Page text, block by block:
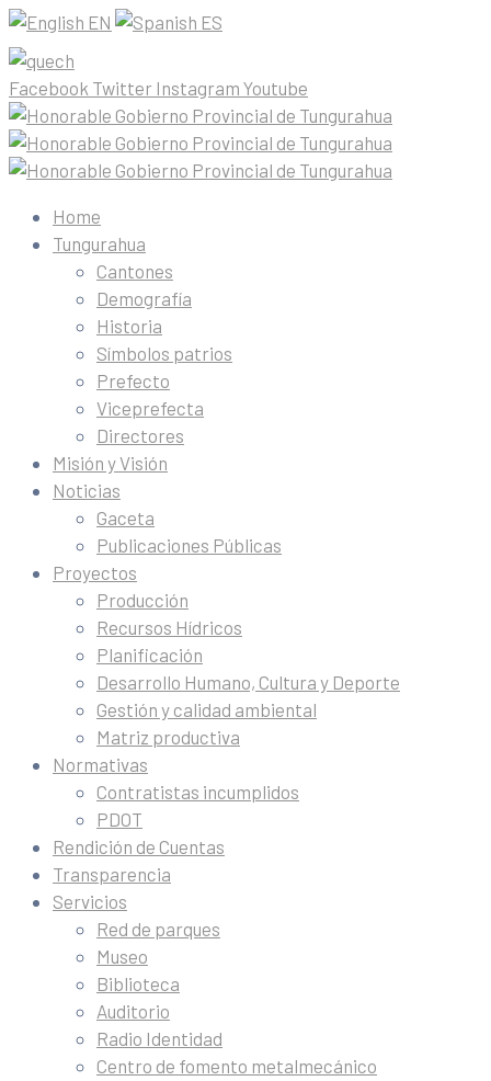
EN ES
Facebook Twitter Instagram Youtube
Home
Tungurahua
Cantones
Demografía
Historia
Símbolos patrios
Prefecto
Viceprefecta
Directores
Misión y Visión
Noticias
Gaceta
Publicaciones Públicas
Proyectos
Producción
Recursos Hídricos
Planificación
Desarrollo Humano, Cultura y Deporte
Gestión y calidad ambiental
Matriz productiva
Normativas
Contratistas incumplidos
PDOT
Rendición de Cuentas
Transparencia
Servicios
Red de parques
Museo
Biblioteca
Auditorio
Radio Identidad
Centro de fomento metalmecánico